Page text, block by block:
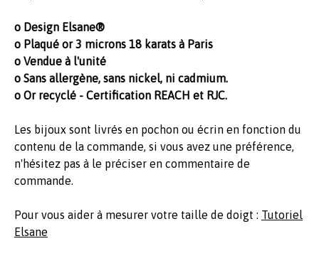
o Design Elsane®
o Plaqué or 3 microns 18 karats à Paris
o Vendue à l'unité
o Sans allergène, sans nickel, ni cadmium.
o Or recyclé - Certification REACH et RJC.
Les bijoux sont livrés en pochon ou écrin en fonction du
contenu de la commande, si vous avez une préférence,
n'hésitez pas à le préciser en commentaire de
commande.
Pour vous aider à mesurer votre taille de doigt : Tutoriel
Elsane